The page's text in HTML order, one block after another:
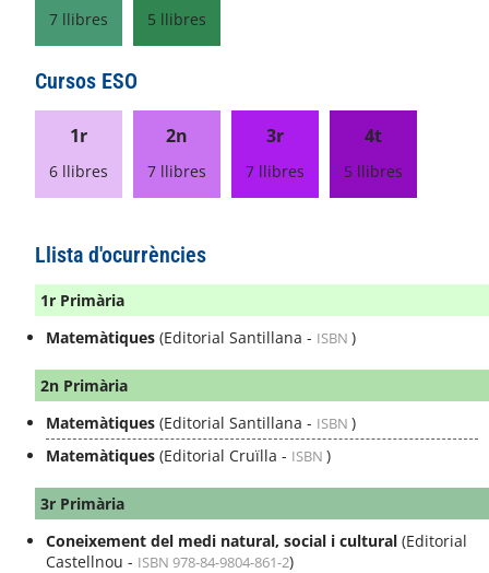
7 llibres 5 llibres
Cursos ESO
1r
6 llibres
2n
7 llibres
3r
7 llibres
4t
5 llibres
Llista d'ocurrències
1r Primària
Matemàtiques (Editorial Santillana - ISBN )
2n Primària
Matemàtiques (Editorial Santillana - ISBN )
Matemàtiques (Editorial Cruïlla - ISBN )
3r Primària
Coneixement del medi natural, social i cultural (Editorial
Castellnou - ISBN 978-84-9804-861-2)